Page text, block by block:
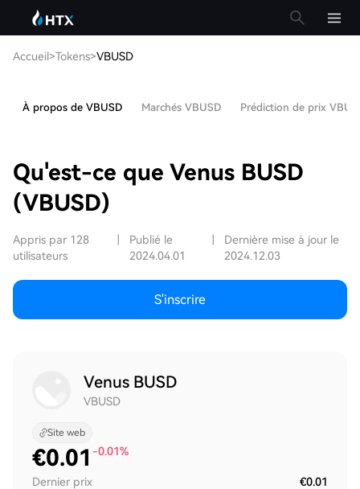
Accueil>Tokens>VBUSD
À propos de VBUSD Marchés VBUSD Prédiction de prix
Qu'est-ce que Venus BUSD
(VBUSD)
Appris par 128
utilisateurs
Publié le
2024.04.01
Dernière mise à jour le
2024.12.03
S'inscrire
Venus BUSD
VBUSD
Site web
€0.01 -0.01%
Dernier prix
€0.01